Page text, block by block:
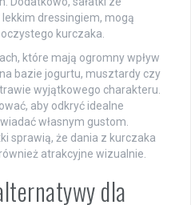
dressingiem, mogą
kurczaka.
które mają ogromny wpływ
bazie jogurtu, musztardy czy
wyjątkowego charakteru.
aby odkryć idealne
własnym gustom.
sprawią, że dania z kurczaka
atrakcyjne wizualnie.
dla